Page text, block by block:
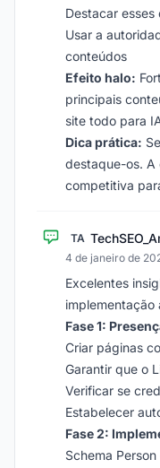
Destacar
Usar a
conteúdos
Efeito halo:
principais
site todo para
Dica prática:
destaque-os. A
competitiva
TA
4 de janeiro de
Excelentes
implementação
Fase 1:
Criar páginas
Garantir que o
Verificar se
Estabelecer
Fase 2:
Schema